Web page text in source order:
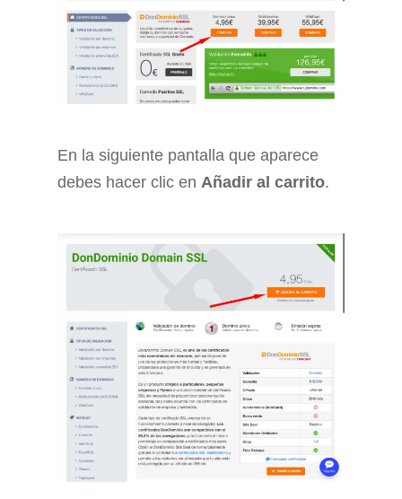
En la siguiente pantalla que aparece
debes hacer clic en Añadir al carrito.